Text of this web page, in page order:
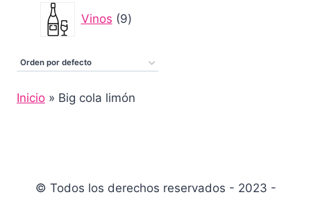
Vinos 9
9
productos
Inicio » Big cola limón
© Todos los derechos reservados - 2023 -